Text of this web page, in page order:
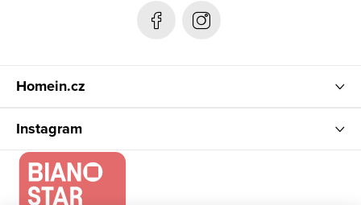
Homein.cz
Instagram